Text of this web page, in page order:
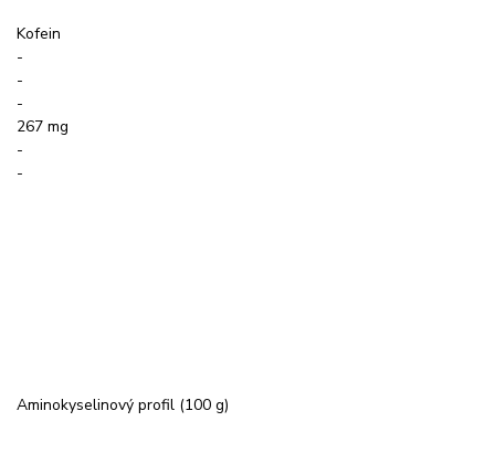
Kofein
-
-
-
267 mg
-
-
Aminokyselinový profil (100 g)